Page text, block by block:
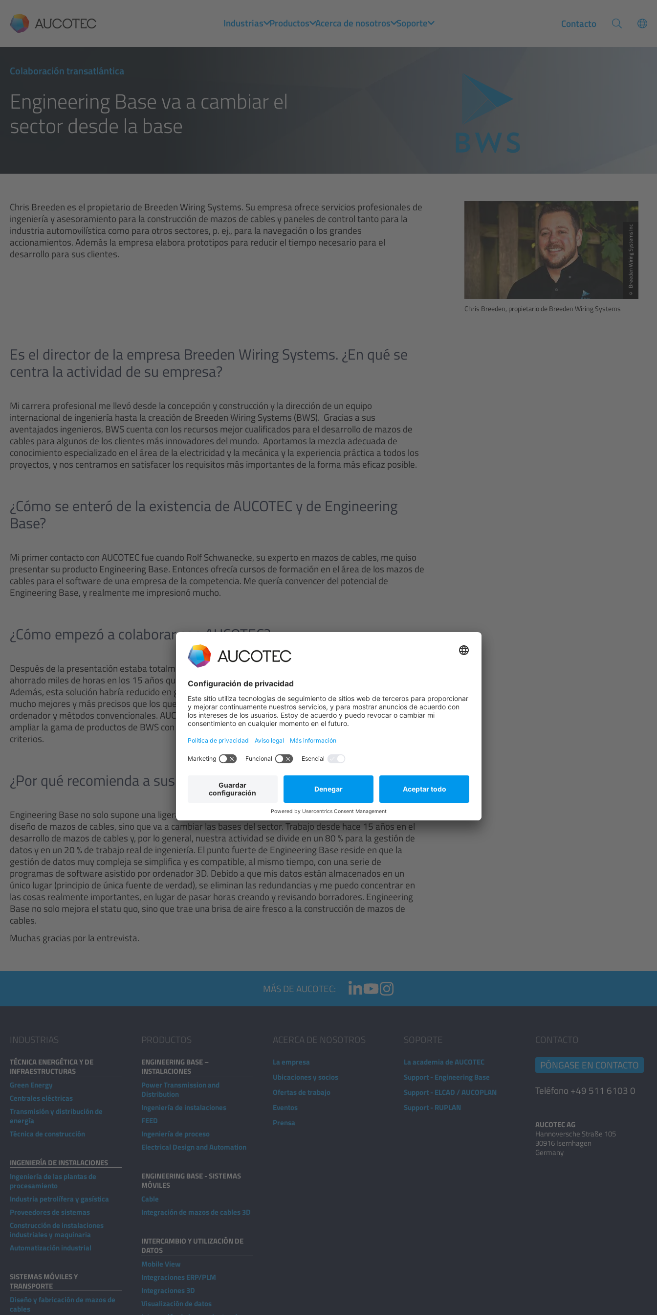
AUCOTEC Industrias Productos Acerca de nosotros Soporte Contacto
Colaboración transatlántica
Engineering Base va a cambiar el
sector desde la base
Chris Breeden es el propietario de Breeden Wiring Systems. Su empresa ofrece servicios profesionales de
ingeniería y asesoramiento para la construcción de mazos de cables y paneles de control tanto para la
industria automovilística como para otros sectores, p. ej., para la navegación o los grandes
accionamientos. Además la empresa elabora prototipos para reducir el tiempo necesario para el
desarrollo para sus clientes.
© Breeden Wiring Systems Inc
Chris Breeden, propietario de Breeden Wiring Systems
Es el director de la empresa Breeden Wiring Systems. ¿En qué se
centra la actividad de su empresa?
Mi carrera profesional me llevó desde la concepción y construcción y la dirección de un equipo
internacional de ingeniería hasta la creación de Breeden Wiring Systems (BWS). Gracias a sus
aventajados ingenieros, BWS cuenta con los recursos mejor cualificados para el desarrollo de mazos de
cables para algunos de los clientes más innovadores del mundo. Aportamos la mezcla adecuada de
conocimiento especializado en el área de la electricidad y la mecánica y la experiencia práctica a todos los
proyectos, y nos centramos en satisfacer los requisitos más importantes de la forma más eficaz posible.
¿Cómo se enteró de la existencia de AUCOTEC y de Engineering
Base?
Mi primer contacto con AUCOTEC fue cuando Rolf Schwanecke, su experto en mazos de cables, me quiso
presentar su producto Engineering Base. Entonces ofrecía cursos de formación en el área de los mazos de
cables para el software de una empresa de la competencia. Me quería convencer del potencial de
Engineering Base, y realmente me impresionó mucho.
¿Cómo empezó a colaborar con AUCOTEC?
Después de la presentación estaba totalmente convencido de que con Engineering Base podría haber
ahorrado miles de horas en los 15 años que llevaba trabajando en el desarrollo de mazos de cables.
Además, esta solución habría reducido en gran medida los costes operativos y habría permitido diseños
mucho mejores y más precisos que los que podía diseñar con el software clásico de diseño asistido por
ordenador y métodos convencionales. AUCOTEC estaba buscando más socios en EE. UU. y yo quería
ampliar la gama de productos de BWS con un software preferido, y Engineering Base cumplía todos mis
criterios.
¿Por qué recomienda a sus clientes Engineering Base?
Engineering Base no solo supone una ligera mejora en comparación con el software convencional para el
diseño de mazos de cables, sino que va a cambiar las bases del sector. Trabajo desde hace 15 años en el
desarrollo de mazos de cables y, por lo general, nuestra actividad se divide en un 80 % para la gestión de
datos y en un 20 % de trabajo real de ingeniería. El punto fuerte de Engineering Base reside en que la
gestión de datos muy compleja se simplifica y es compatible, al mismo tiempo, con una serie de
programas de software asistido por ordenador 3D. Debido a que mis datos están almacenados en un
único lugar (principio de única fuente de verdad), se eliminan las redundancias y me puedo concentrar en
las cosas realmente importantes, en lugar de pasar horas creando y revisando borradores. Engineering
Base no solo mejora el statu quo, sino que trae una brisa de aire fresco a la construcción de mazos de
cables.
Muchas gracias por la entrevista.
MÁS DE AUCOTEC:
INDUSTRIAS
TÉCNICA ENERGÉTICA Y DE
INFRAESTRUCTURAS
Green Energy
Centrales eléctricas
Transmisión y distribución de
energía
Técnica de construcción
INGENIERÍA DE INSTALACIONES
Ingeniería de las plantas de
procesamiento
Industria petrolífera y gasística
Proveedores de sistemas
Construcción de instalaciones
industriales y maquinaria
Automatización industrial
SISTEMAS MÓVILES Y
TRANSPORTE
Diseño y fabricación de mazos de
cables
PRODUCTOS
ENGINEERING BASE –
INSTALACIONES
Power Transmission and
Distribution
Ingeniería de instalaciones
FEED
Ingeniería de proceso
Electrical Design and Automation
ENGINEERING BASE - SISTEMAS
MÓVILES
Cable
Integración de mazos de cables 3D
INTERCAMBIO Y UTILIZACIÓN DE
DATOS
Mobile View
Integraciones ERP/PLM
Integraciones 3D
Visualización de datos
ACERCA DE NOSOTROS
La empresa
Ubicaciones y socios
Ofertas de trabajo
Eventos
Prensa
SOPORTE
La academia de AUCOTEC
Support - Engineering Base
Support - ELCAD / AUCOPLAN
Support - RUPLAN
CONTACTO
PÓNGASE EN CONTACTO
Teléfono +49 511 6103 0
AUCOTEC AG
Hannoversche Straße 105
30916 Isernhagen
Germany